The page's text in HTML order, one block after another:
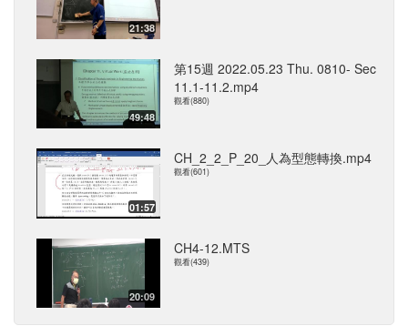
21:38
49:48
第15週 2022.05.23 Thu. 0810- Sec
11.1-11.2.mp4
觀看(880)
01:57
CH_2_2_P_20_人為型態轉換.mp4
觀看(601)
20:09
CH4-12.MTS
觀看(439)